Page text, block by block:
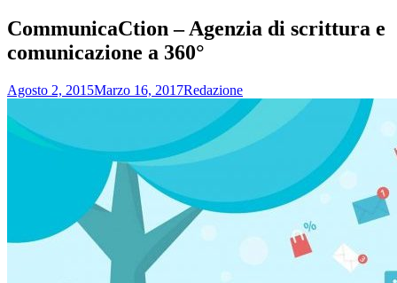
CommunicaCtion – Agenzia di scrittura e
comunicazione a 360°
Agosto 2, 2015Marzo 16, 2017Redazione